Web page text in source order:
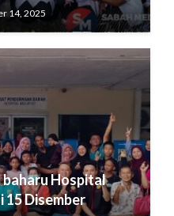
14, 2025
baharu Hospital
Disember